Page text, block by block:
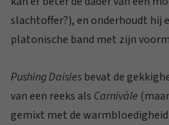
slachtoffer?), en onderhoudt hij
platonische band met zijn
Pushing Daisies bevat de
van een reeks als Carnivàle
gemixt met de warmbloedigheid